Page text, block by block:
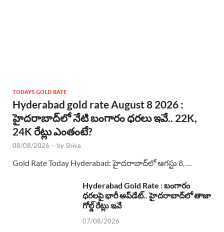
TODAYS GOLD RATE
Hyderabad gold rate August 8 2026 :
హైదరాబాద్‌లో నేటి బంగారం ధరలు ఇవే.. 22K,
24K రేట్లు ఎంతంటే?
08/08/2026 - byShiva
Gold Rate Today Hyderabad: హైదరాబాద్‌లో ఆగస్టు 8, …
Hyderabad Gold Rate : బంగారం
ధరలపై భారీ అప్‌డేట్.. హైదరాబాద్‌లో తాజా
గోల్డ్ రేట్లు ఇవే
07/08/2026